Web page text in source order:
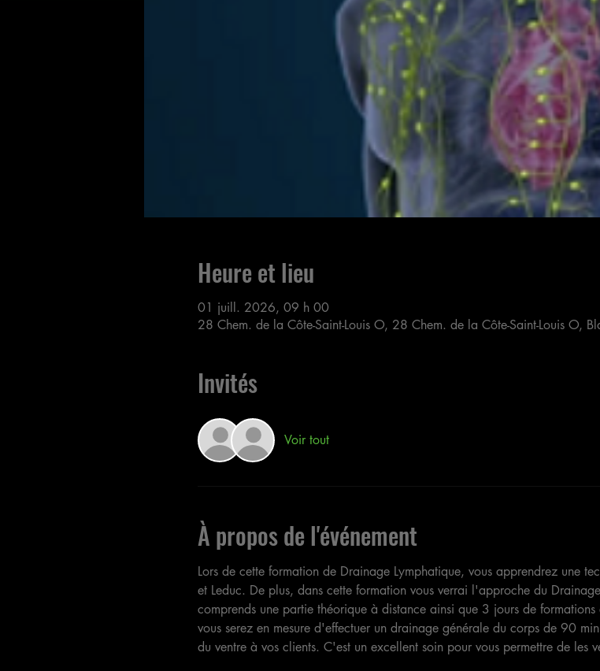
Heure et lieu
01 juill. 2026, 09 h 00
28 Chem. de la Côte-Saint-Louis O, 28 Chem. de la Côte-Saint-Louis O,
Invités
Voir tout
À propos de l'événement
Lors de cette formation de Drainage Lymphatique, vous apprendrez une
et Leduc. De plus, dans cette formation vous verrai l'approche du
comprends une partie théorique à distance ainsi que 3 jours de
vous serez en mesure d'effectuer un drainage générale du corps de 90
du ventre à vos clients. C'est un excellent soin pour vous permettre de les